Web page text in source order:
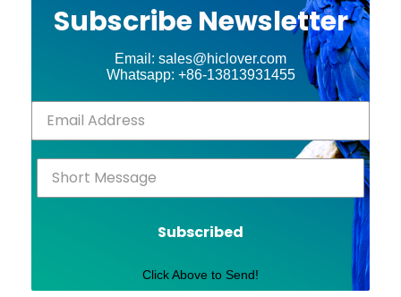
Subscribe Newsletter
Email: sales@hiclover.com
Whatsapp: +86-13813931455
Subscribed
Click Above to Send!